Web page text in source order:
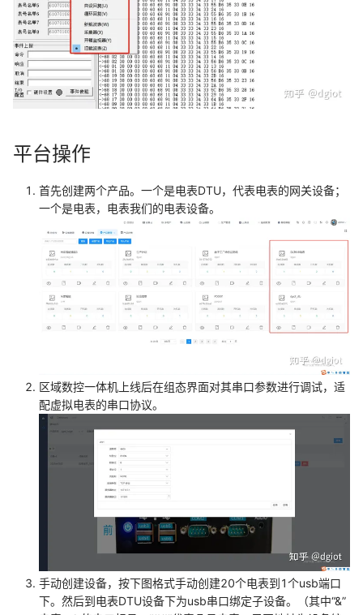
平台操作
首先创建两个产品。一个是电表DTU，代表电表的网关设备；
一个是电表，电表我们的电表设备。
区域数控一体机上线后在组态界面对其串口参数进行调试，适
配虚拟电表的串口协议。
手动创建设备，按下图格式手动创建20个电表到1个usb端口
下。然后到电表DTU设备下为usb串口绑定子设备。（其中“&”